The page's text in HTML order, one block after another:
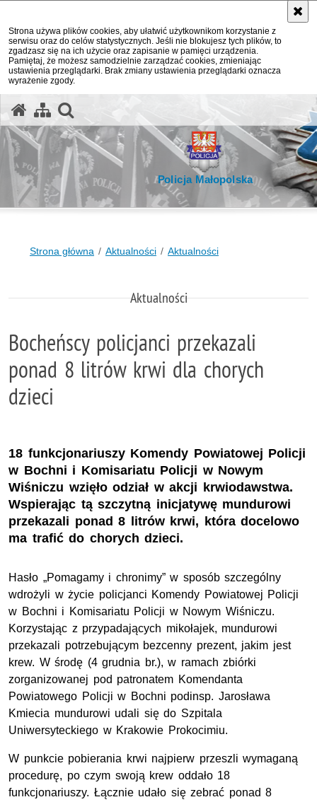
Strona używa plików cookies, aby ułatwić użytkownikom korzystanie z
serwisu oraz do celów statystycznych. Jeśli nie blokujesz tych plików, to
zgadzasz się na ich użycie oraz zapisanie w pamięci urządzenia.
Pamiętaj, że możesz samodzielnie zarządzać cookies, zmieniając
ustawienia przeglądarki. Brak zmiany ustawienia przeglądarki oznacza
wyrażenie zgody.
Policja Małopolska
Strona główna Aktualności Aktualności
Aktualności
Bocheńscy policjanci przekazali
ponad 8 litrów krwi dla chorych
dzieci
18 funkcjonariuszy Komendy Powiatowej Policji
w Bochni i Komisariatu Policji w Nowym
Wiśniczu wzięło odział w akcji krwiodawstwa.
Wspierając tą szczytną inicjatywę mundurowi
przekazali ponad 8 litrów krwi, która docelowo
ma trafić do chorych dzieci.
Hasło „Pomagamy i chronimy” w sposób szczególny
wdrożyli w życie policjanci Komendy Powiatowej Policji
w Bochni i Komisariatu Policji w Nowym Wiśniczu.
Korzystając z przypadających mikołajek, mundurowi
przekazali potrzebującym bezcenny prezent, jakim jest
krew. W środę (4 grudnia br.), w ramach zbiórki
zorganizowanej pod patronatem Komendanta
Powiatowego Policji w Bochni podinsp. Jarosława
Kmiecia mundurowi udali się do Szpitala
Uniwersyteckiego w Krakowie Prokocimiu.
W punkcie pobierania krwi najpierw przeszli wymaganą
procedurę, po czym swoją krew oddało 18
funkcjonariuszy. Łącznie udało się zebrać ponad 8